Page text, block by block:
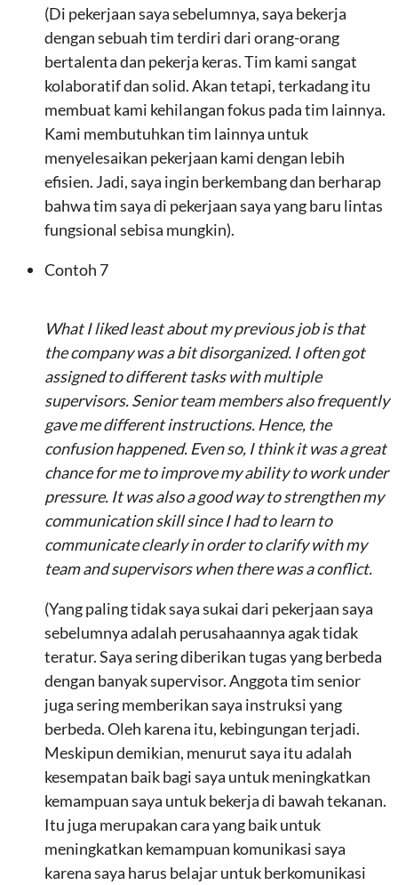
(Di pekerjaan saya sebelumnya, saya bekerja
dengan sebuah tim terdiri dari orang-orang
bertalenta dan pekerja keras. Tim kami sangat
kolaboratif dan solid. Akan tetapi, terkadang itu
membuat kami kehilangan fokus pada tim lainnya.
Kami membutuhkan tim lainnya untuk
menyelesaikan pekerjaan kami dengan lebih
efisien. Jadi, saya ingin berkembang dan berharap
bahwa tim saya di pekerjaan saya yang baru lintas
fungsional sebisa mungkin).
Contoh 7
What I liked least about my previous job is that
the company was a bit disorganized. I often got
assigned to different tasks with multiple
supervisors. Senior team members also frequently
gave me different instructions. Hence, the
confusion happened. Even so, I think it was a great
chance for me to improve my ability to work under
pressure. It was also a good way to strengthen my
communication skill since I had to learn to
communicate clearly in order to clarify with my
team and supervisors when there was a conflict.
(Yang paling tidak saya sukai dari pekerjaan saya
sebelumnya adalah perusahaannya agak tidak
teratur. Saya sering diberikan tugas yang berbeda
dengan banyak supervisor. Anggota tim senior
juga sering memberikan saya instruksi yang
berbeda. Oleh karena itu, kebingungan terjadi.
Meskipun demikian, menurut saya itu adalah
kesempatan baik bagi saya untuk meningkatkan
kemampuan saya untuk bekerja di bawah tekanan.
Itu juga merupakan cara yang baik untuk
meningkatkan kemampuan komunikasi saya
karena saya harus belajar untuk berkomunikasi